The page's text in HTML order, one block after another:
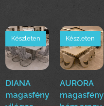
DIANA
magasfényű
Készleten
AURORA
magasfényű
Készleten